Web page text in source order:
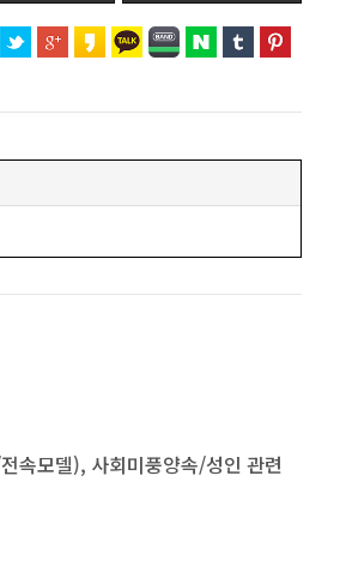
속모델), 사회미풍양속/성인 관련